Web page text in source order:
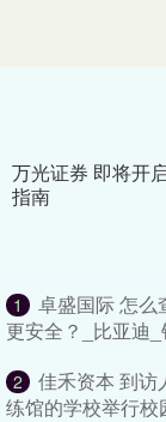
万光证券 即将开
指南
1
卓盛国际 怎么
更安全？_比亚迪
2
佳禾资本 到访
练馆的学校举行校